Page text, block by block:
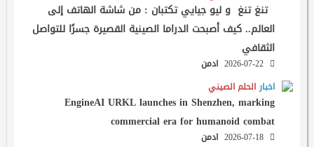
تنغ تنغ و ليو جيايي تكتبان : من شاشة الهاتف إلى
العالم.. كيف أصبحت الدراما الصينية القصيرة جسرًا للتواصل
الثقافي
ادمن
اخبار الحلم الصيني
EngineAI URKL launches in Shenzhen, marking
commercial era for humanoid combat
ادمن